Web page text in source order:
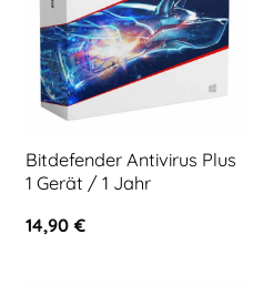
Bitdefender Antivirus Plus
1 Gerät / 1 Jahr
14,90 €